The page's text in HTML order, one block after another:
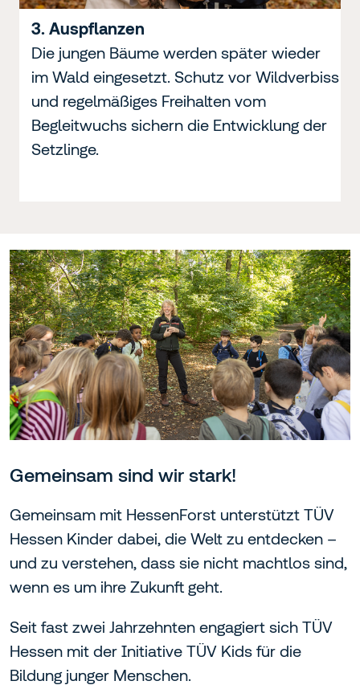
3. Auspflanzen
Die jungen Bäume werden später wieder
im Wald eingesetzt. Schutz vor Wildverbiss
und regelmäßiges Freihalten vom
Begleitwuchs sichern die Entwicklung der
Setzlinge.
Gemeinsam sind wir stark!
Gemeinsam mit HessenForst unterstützt TÜV
Hessen Kinder dabei, die Welt zu entdecken –
und zu verstehen, dass sie nicht machtlos sind,
wenn es um ihre Zukunft geht.
Seit fast zwei Jahrzehnten engagiert sich TÜV
Hessen mit der Initiative TÜV Kids für die
Bildung junger Menschen.